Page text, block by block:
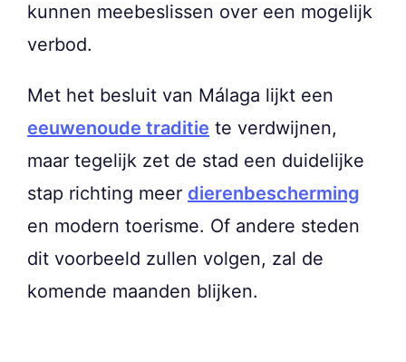
kunnen meebeslissen over een mogelijk
verbod.
Met het besluit van Málaga lijkt een
eeuwenoude traditie te verdwijnen,
maar tegelijk zet de stad een duidelijke
stap richting meer dierenbescherming
en modern toerisme. Of andere steden
dit voorbeeld zullen volgen, zal de
komende maanden blijken.